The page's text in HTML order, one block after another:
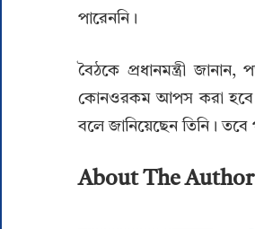
পারেননি।
বৈঠকে প্রধানমন্ত্রী
কোনওরকম আপস করা হবে
বলে জানিয়েছেন তিনি। তবে
About The Author